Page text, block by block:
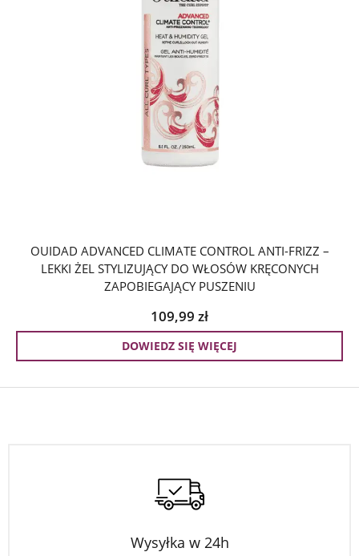
OUIDAD ADVANCED CLIMATE CONTROL ANTI-FRIZZ –
LEKKI ŻEL STYLIZUJĄCY DO WŁOSÓW KRĘCONYCH
ZAPOBIEGAJĄCY PUSZENIU
109,99 zł
DOWIEDZ SIĘ WIĘCEJ
Wysyłka w 24h